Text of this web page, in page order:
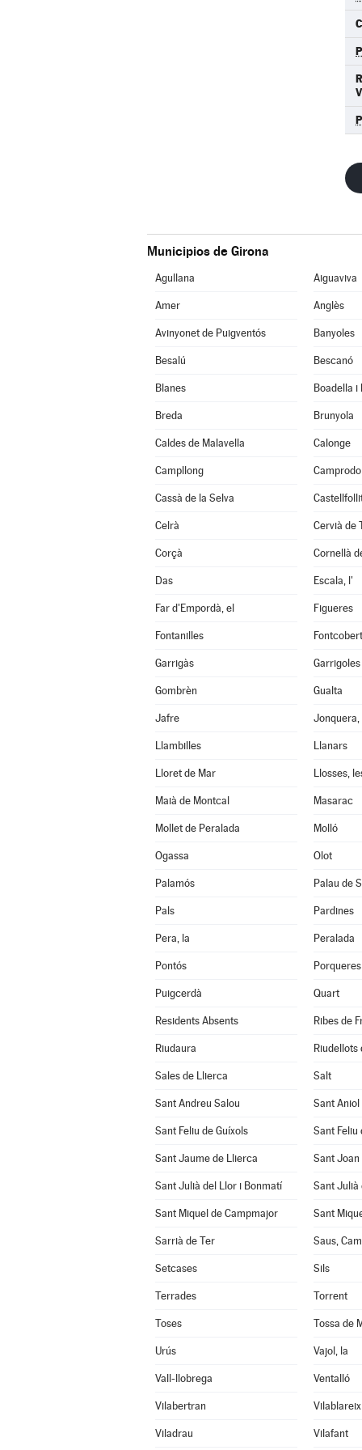
Municipios de Girona
Agullana Aiguaviva
Amer Anglès
Avinyonet de Puigventós Banyoles
Besalú Bescanó
Blanes Boadella i
Breda Brunyola
Caldes de Malavella Calonge
Campllong
Cassà de la Selva
Celrà Cervià de
Corçà Cornellà
Das Escala, l'
Far d'Empordà, el Figueres
Fontanilles
Garrigàs Garrigoles
Gombrèn Gualta
Jafre Jonquera,
Llambilles Llanars
Lloret de Mar Llosses,
Maià de Montcal Masarac
Mollet de Peralada Molló
Ogassa Olot
Palamós Palau de
Pals Pardines
Pera, la Peralada
Pontós Porqueres
Puigcerdà Quart
Residents Absents Ribes de
Riudaura Riudellots
Sales de Llierca Salt
Sant Andreu Salou Sant
Sant Feliu de Guíxols Sant Feliu
Sant Jaume de Llierca Sant Joan
Sant Julià del Llor i Bonmatí Sant Julià
Sant Miquel de Campmajor Sant
Sarrià de Ter Saus,
Setcases Sils
Terrades Torrent
Toses Tossa de
Urús Vajol, la
Vall-llobrega Ventalló
Vilabertran Vilablareix
Viladrau Vilafant